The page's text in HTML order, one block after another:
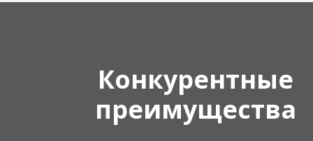
Конкурентные
преимущества